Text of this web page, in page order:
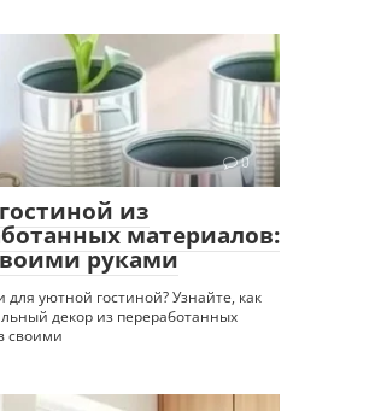
0
из
материалов:
руками
уютной гостиной? Узнайте, как
декор из переработанных
своими